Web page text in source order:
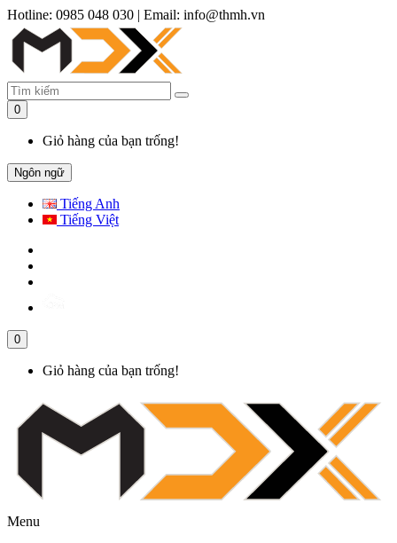
Hotline: 0985 048 030 | Email: info@thmh.vn
0
Giỏ hàng của bạn trống!
Ngôn ngữ
Tiếng Anh
Tiếng Việt
0
Giỏ hàng của bạn trống!
Menu